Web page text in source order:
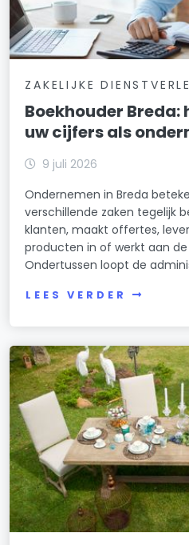
ZAKELIJKE
Boekhouder
uw cijfers als
9 juli 2026
Ondernemen in Breda
verschillende zaken tegelijk
klanten, maakt offertes,
producten in of werkt aan
Ondertussen loopt de
LEES VERDER